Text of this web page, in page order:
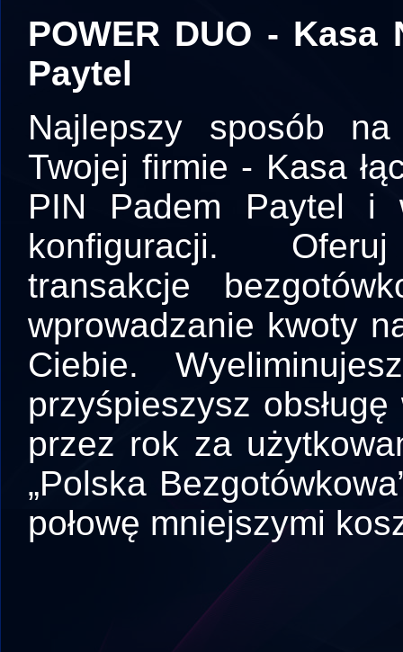
POWER DUO -
Paytel
Najlepszy sposób
Twojej firmie - Kasa
PIN Padem Paytel i
konfiguracji. Oferuj
transakcje
wprowadzanie kwoty
Ciebie.
przyśpieszysz
przez rok za
„Polska
połowę mniejszymi